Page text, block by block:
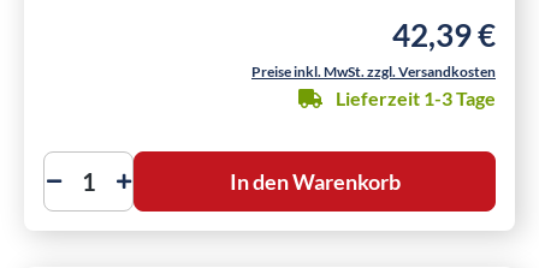
Regulärer
42,39 €
Preise inkl. MwSt. zzgl. Versandkosten
Lieferzeit 1-3 Tage
In den Warenkorb